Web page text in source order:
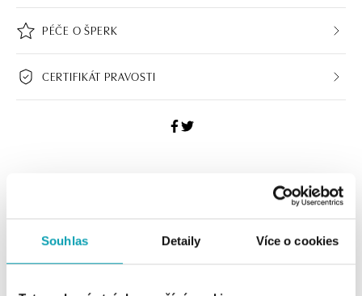
Souhlas Detaily Více o cookies
PÉČE O ŠPERK
CERTIFIKÁT PRAVOSTI
Navštivte naše butiky